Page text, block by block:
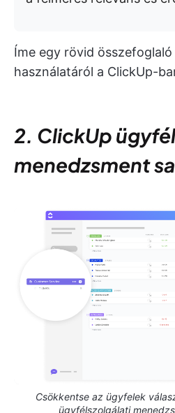
Íme egy rövid
használatáról a ClickUp-
2. ClickUp
menedzsment
Csökkentse az ügyfelek
ügyfélszolgálati